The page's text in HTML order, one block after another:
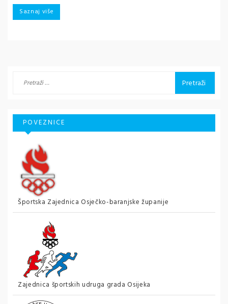
Saznaj više
POVEZNICE
Športska Zajednica Osječko-baranjske županije
Zajednica športskih udruga grada Osijeka